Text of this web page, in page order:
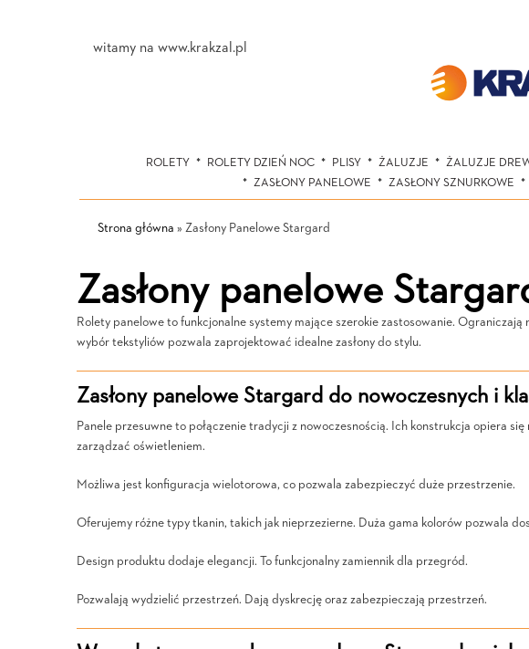
witamy na www.krakzal.pl
ROLETY ROLETY DZIEŃ NOC PLISY ŻALUZJE ŻALUZJE
ZASŁONY PANELOWE
ZASŁONY SZNURKOWE
Strona główna » Zasłony Panelowe Stargard
Zasłony panelowe
Rolety panelowe to funkcjonalne systemy mające szerokie zastosowanie.
wybór tekstyliów pozwala zaprojektować idealne zasłony do stylu.
Zasłony panelowe Stargard do nowoczesnych i
Panele przesuwne to połączenie tradycji z nowoczesnością. Ich konstrukcja opiera
zarządzać oświetleniem.
Możliwa jest konfiguracja wielotorowa, co pozwala zabezpieczyć duże przestrzenie.
Oferujemy różne typy tkanin, takich jak nieprzezierne. Duża gama kolorów pozwala
Design produktu dodaje elegancji. To funkcjonalny zamiennik dla przegród.
Pozwalają wydzielić przestrzeń. Dają dyskrecję oraz zabezpieczają przestrzeń.